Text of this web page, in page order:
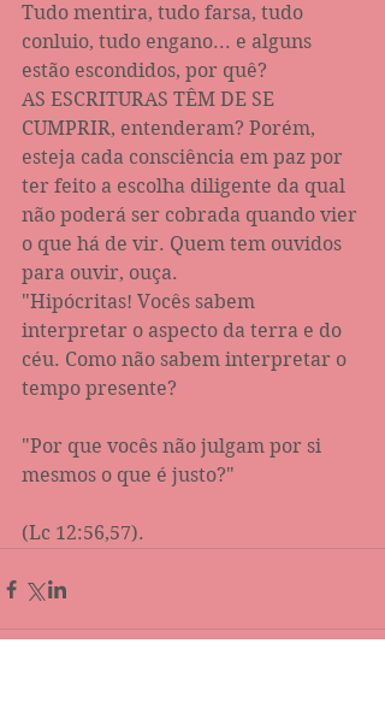
Tudo mentira, tudo farsa, tudo
conluio, tudo engano... e alguns
estão escondidos, por quê?
AS ESCRITURAS TÊM DE SE
CUMPRIR, entenderam? Porém,
esteja cada consciência em paz por
ter feito a escolha diligente da qual
não poderá ser cobrada quando vier
o que há de vir. Quem tem ouvidos
para ouvir, ouça.
"Hipócritas! Vocês sabem
interpretar o aspecto da terra e do
céu. Como não sabem interpretar o
tempo presente?
"Por que vocês não julgam por si
mesmos o que é justo?"
(Lc 12:56,57).